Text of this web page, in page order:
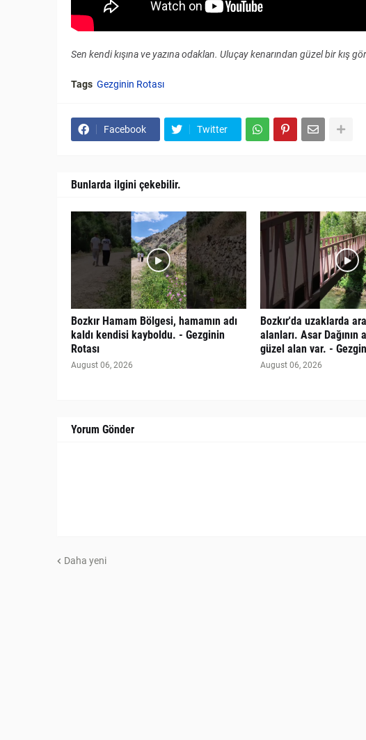
Sen kendi kışına ve yazına odaklan. Uluçay kenarından güzel bir
Tags Gezginin Rotası
Facebook Twitter
Bunlarda ilgini çekebilir.
Bozkır Hamam Bölgesi, hamamın adı
kaldı kendisi kayboldu. - Gezginin
Rotası
August 06, 2026
Bozkır'da uzaklarda
alanları. Asar Dağının
güzel alan var. -
August 06, 2026
Yorum Gönder
Daha yeni